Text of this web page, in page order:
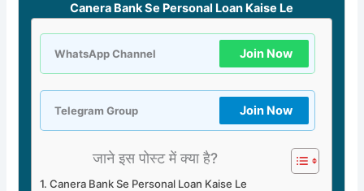
Canera Bank Se Personal Loan Kaise Le
WhatsApp Channel Join Now
Telegram Group Join Now
जाने इस पोस्ट में क्या है?
Canera Bank Se Personal Loan Kaise Le